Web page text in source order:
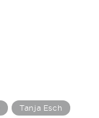
Tanja Esch